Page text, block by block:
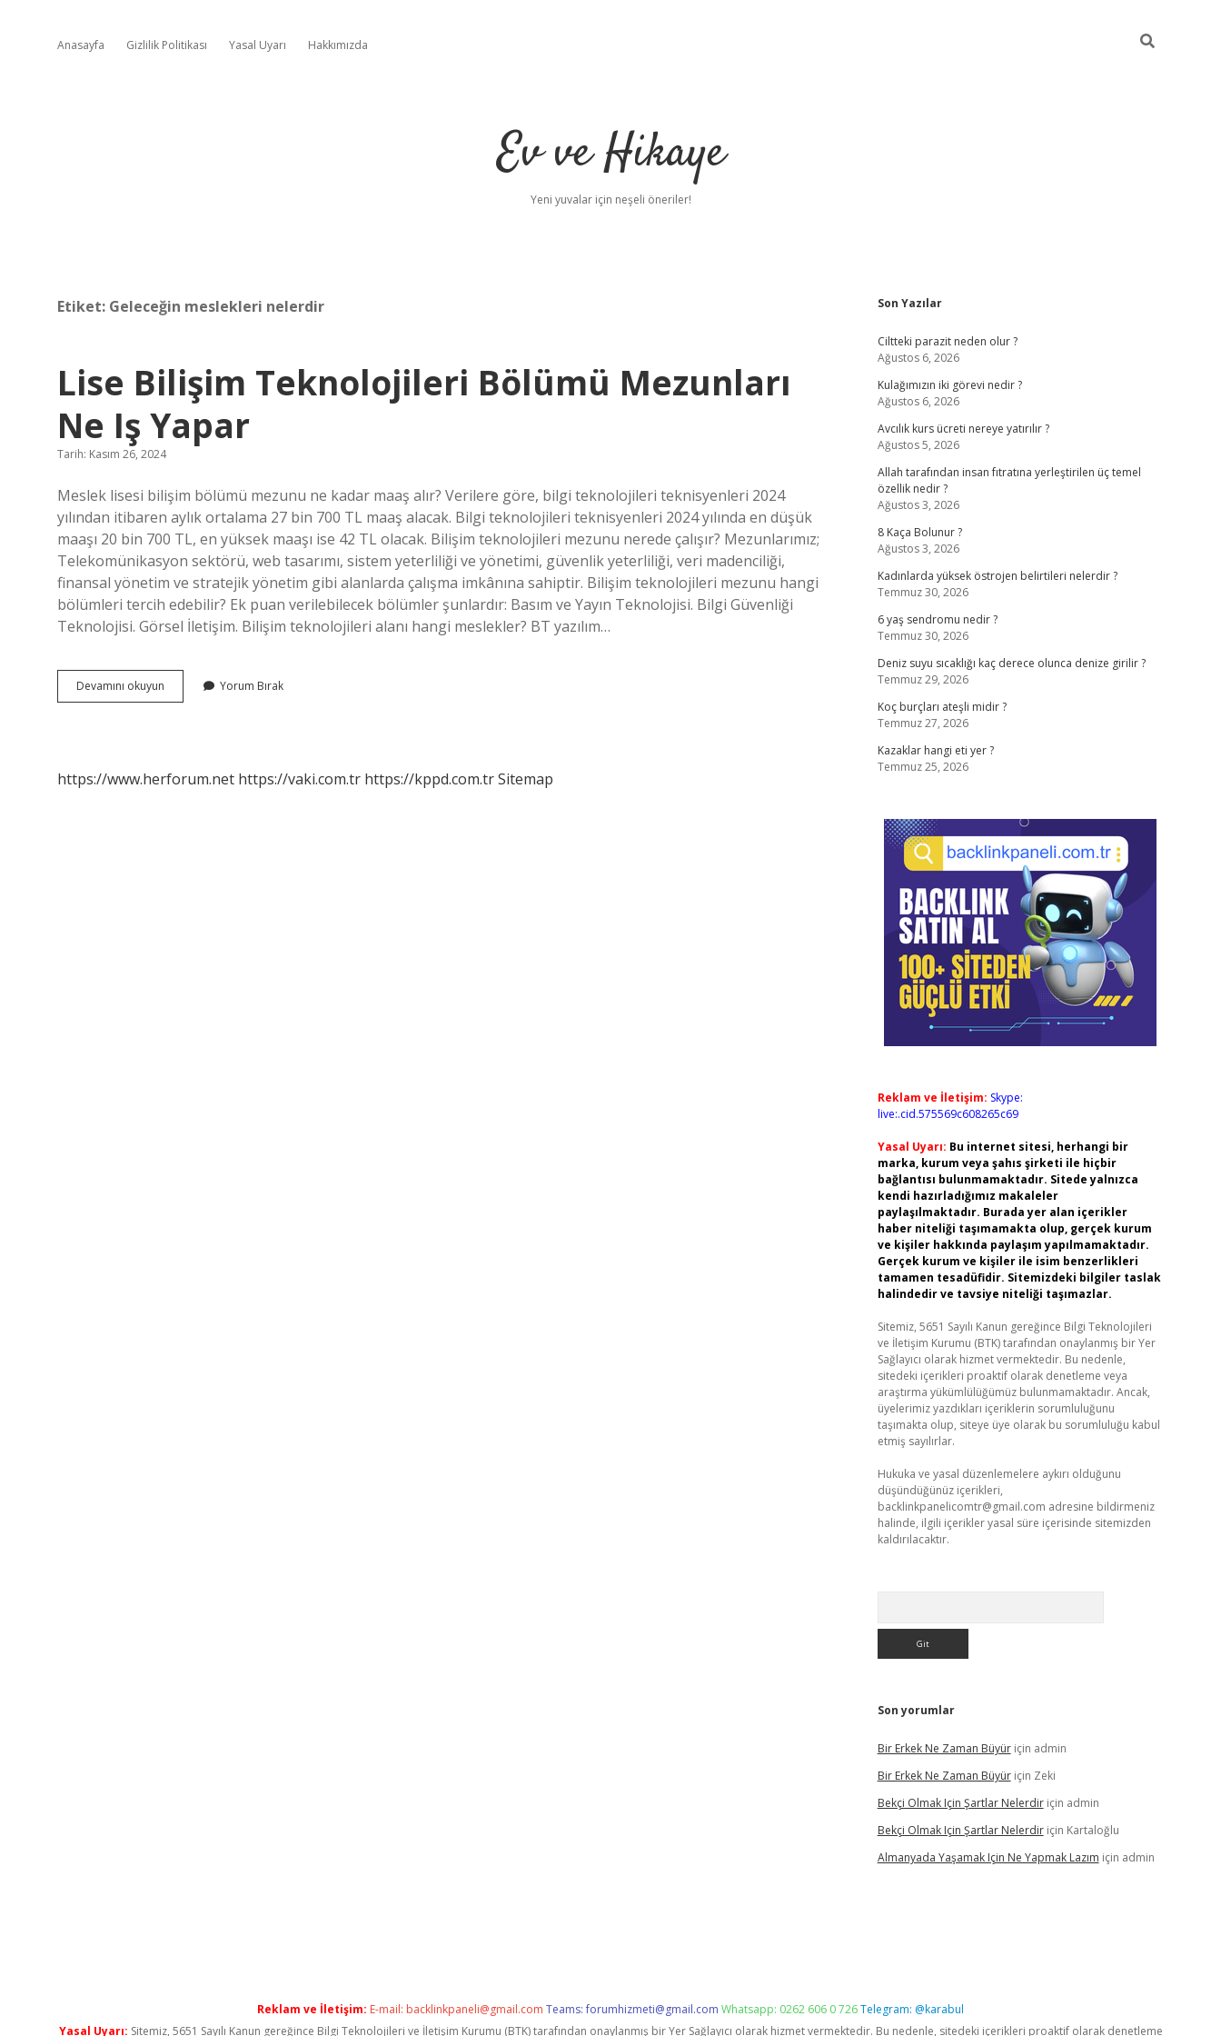
Anasayfa Gizlilik Politikası Yasal Uyarı Hakkımızda
Ev ve Hikaye
Yeni yuvalar için neşeli öneriler!
Etiket: Geleceğin meslekleri nelerdir
Lise Bilişim Teknolojileri Bölümü Mezunları
Ne Iş Yapar
Tarih: Kasım 26, 2024
Meslek lisesi bilişim bölümü mezunu ne kadar maaş alır? Verilere göre, bilgi teknolojileri teknisyenleri 2024
yılından itibaren aylık ortalama 27 bin 700 TL maaş alacak. Bilgi teknolojileri teknisyenleri 2024 yılında en düşük
maaşı 20 bin 700 TL, en yüksek maaşı ise 42 TL olacak. Bilişim teknolojileri mezunu nerede çalışır? Mezunlarımız;
Telekomünikasyon sektörü, web tasarımı, sistem yeterliliği ve yönetimi, güvenlik yeterliliği, veri madenciliği,
finansal yönetim ve stratejik yönetim gibi alanlarda çalışma imkânına sahiptir. Bilişim teknolojileri mezunu hangi
bölümleri tercih edebilir? Ek puan verilebilecek bölümler şunlardır: Basım ve Yayın Teknolojisi. Bilgi Güvenliği
Teknolojisi. Görsel İletişim. Bilişim teknolojileri alanı hangi meslekler? BT yazılım…
Devamını okuyun
Bilişim
Iş
Yorum Bırak
https://www.herforum.net https://vaki.com.tr https://kppd.com.trSitemap
Sidebar
Son Yazılar
Ciltteki parazit neden olur ?
Ağustos 6, 2026
Kulağımızın iki görevi nedir ?
Ağustos 6, 2026
Avcılık kurs ücreti nereye yatırılır ?
Ağustos 5, 2026
Allah tarafından insan fıtratına yerleştirilen üç temel
özellik nedir ?
Ağustos 3, 2026
8 Kaça Bolunur ?
Ağustos 3, 2026
Kadınlarda yüksek östrojen belirtileri nelerdir ?
Temmuz 30, 2026
6 yaş sendromu nedir ?
Temmuz 30, 2026
Deniz suyu sıcaklığı kaç derece olunca denize girilir ?
Temmuz 29, 2026
Koç burçları ateşli midir ?
Temmuz 27, 2026
Kazaklar hangi eti yer ?
Temmuz 25, 2026
Reklam ve İletişim: Skype:
live:.cid.575569c608265c69
Yasal Uyarı: Bu internet sitesi, herhangi bir
marka, kurum veya şahıs şirketi ile hiçbir
bağlantısı bulunmamaktadır. Sitede yalnızca
kendi hazırladığımız makaleler
paylaşılmaktadır. Burada yer alan içerikler
haber niteliği taşımamakta olup, gerçek kurum
ve kişiler hakkında paylaşım yapılmamaktadır.
Gerçek kurum ve kişiler ile isim benzerlikleri
tamamen tesadüfidir. Sitemizdeki bilgiler taslak
halindedir ve tavsiye niteliği taşımazlar.
Sitemiz, 5651 Sayılı Kanun gereğince Bilgi Teknolojileri
ve İletişim Kurumu (BTK) tarafından onaylanmış bir Yer
Sağlayıcı olarak hizmet vermektedir. Bu nedenle,
sitedeki içerikleri proaktif olarak denetleme veya
araştırma yükümlülüğümüz bulunmamaktadır. Ancak,
üyelerimiz yazdıkları içeriklerin sorumluluğunu
taşımakta olup, siteye üye olarak bu sorumluluğu kabul
etmiş sayılırlar.
Hukuka ve yasal düzenlemelere aykırı olduğunu
düşündüğünüz içerikleri,
backlinkpanelicomtr@gmail.com adresine bildirmeniz
halinde, ilgili içerikler yasal süre içerisinde sitemizden
kaldırılacaktır.
Son yorumlar
Bir Erkek Ne Zaman Büyüriçin admin
Bir Erkek Ne Zaman Büyüriçin Zeki
Bekçi Olmak Için Şartlar Nelerdiriçin admin
Bekçi Olmak Için Şartlar Nelerdiriçin Kartaloğlu
Almanyada Yaşamak Için Ne Yapmak Lazım için admin
Reklam ve İletişim: E-mail: backlinkpaneli@gmail.com Teams:forumhizmeti@gmail.com Whatsapp: 0262 606 0 726Telegram: @karabul
Yasal Uyarı: Sitemiz, 5651 Sayılı Kanun gereğince Bilgi Teknolojileri ve İletişim Kurumu (BTK) tarafından onaylanmış bir Yer Sağlayıcı olarak hizmet vermektedir. Bu nedenle, sitedeki içerikleri proaktif olarak denetleme